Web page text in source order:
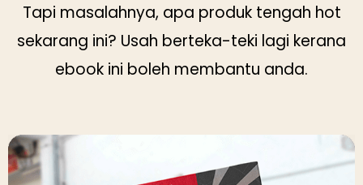
Tapi masalahnya, apa produk tengah hot
sekarang ini? Usah berteka-teki lagi kerana
ebook ini boleh membantu anda.